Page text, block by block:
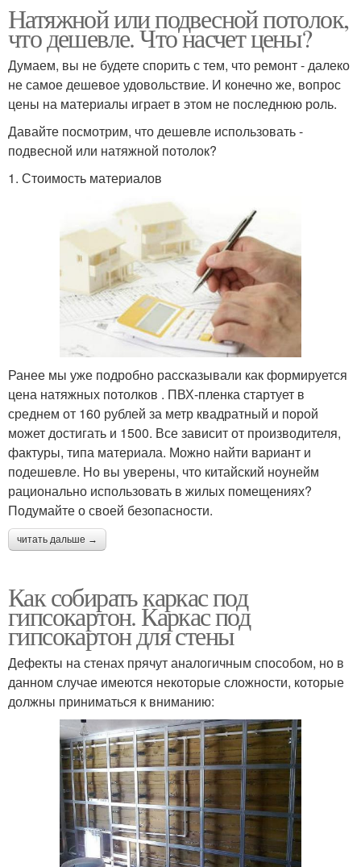
Натяжной или подвесной потолок,
что дешевле. Что насчет цены?
Думаем, вы не будете спорить с тем, что ремонт - далеко
не самое дешевое удовольствие. И конечно же, вопрос
цены на материалы играет в этом не последнюю роль.
Давайте посмотрим, что дешевле использовать -
подвесной или натяжной потолок?
1. Стоимость материалов
Ранее мы уже подробно рассказывали как формируется
цена натяжных потолков . ПВХ-пленка стартует в
среднем от 160 рублей за метр квадратный и порой
может достигать и 1500. Все зависит от производителя,
фактуры, типа материала. Можно найти вариант и
подешевле. Но вы уверены, что китайский ноунейм
рационально использовать в жилых помещениях?
Подумайте о своей безопасности.
читать дальше →
Как собирать каркас под
гипсокартон. Каркас под
гипсокартон для стены
Дефекты на стенах прячут аналогичным способом, но в
данном случае имеются некоторые сложности, которые
должны приниматься к вниманию: